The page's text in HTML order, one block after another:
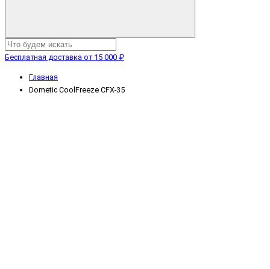
Бесплатная доставка от 15 000 ₽
Главная
Dometic CoolFreeze CFX-35